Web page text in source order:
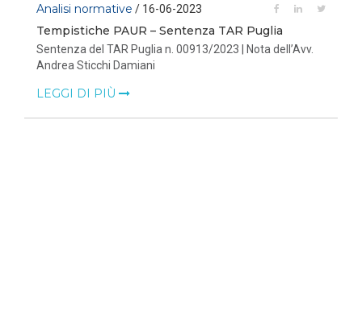
Analisi normative / 16-06-2023
Tempistiche PAUR – Sentenza TAR Puglia
Sentenza del TAR Puglia n. 00913/2023 | Nota dell’Avv.
Andrea Sticchi Damiani
LEGGI DI PIÙ